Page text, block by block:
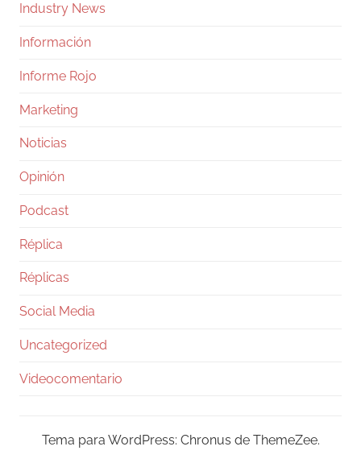
Industry News
Información
Informe Rojo
Marketing
Noticias
Opinión
Podcast
Réplica
Réplicas
Social Media
Uncategorized
Videocomentario
Tema para WordPress: Chronus de ThemeZee.